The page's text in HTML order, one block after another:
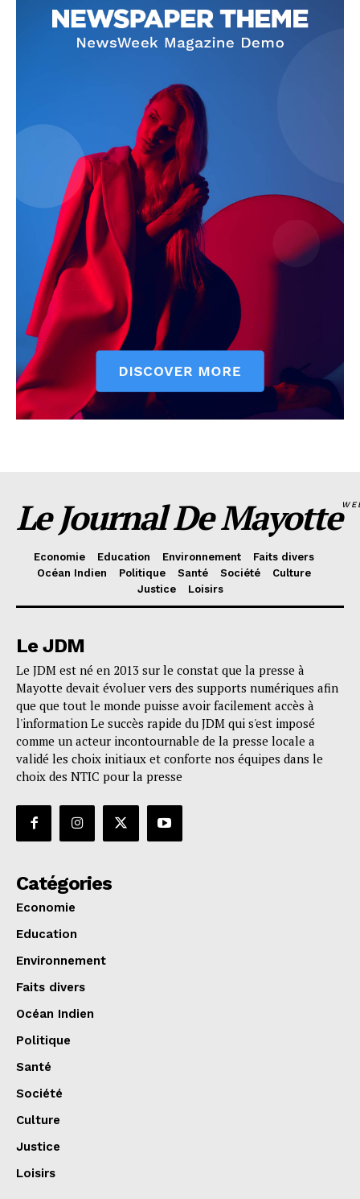
Le Journal De Mayotte
Economie Education Environnement
Faits divers
Océan Indien
Politique Santé Société
Culture
Justice
Loisirs
Le JDM
Le JDM est né en 2013 sur le constat que la presse à
Mayotte devait évoluer vers des supports numériques afin
que que tout le monde puisse avoir facilement accès à
l'information Le succès rapide du JDM qui s'est imposé
comme un acteur incontournable de la presse locale a
validé les choix initiaux et conforte nos équipes dans le
choix des NTIC pour la presse
Catégories
Economie
Education
Environnement
Faits divers
Océan Indien
Politique
Santé
Société
Culture
Justice
Loisirs